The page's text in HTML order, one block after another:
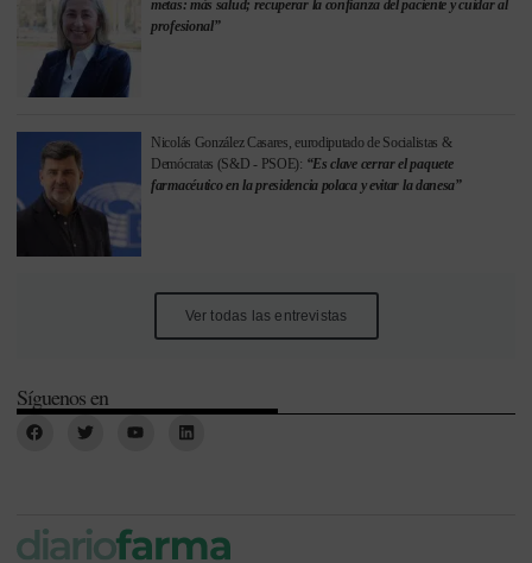
metas: más salud; recuperar la confianza del paciente y cuidar al
profesional”
Nicolás González Casares, eurodiputado de Socialistas &
Demócratas (S&D - PSOE): “Es clave cerrar el paquete
farmacéutico en la presidencia polaca y evitar la danesa”
Ver todas las entrevistas
Síguenos en